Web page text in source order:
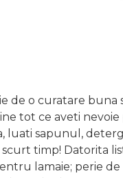
de o curatare
tot ce aveti
luati sapunul,
timp! Datorita
lamaie; perie